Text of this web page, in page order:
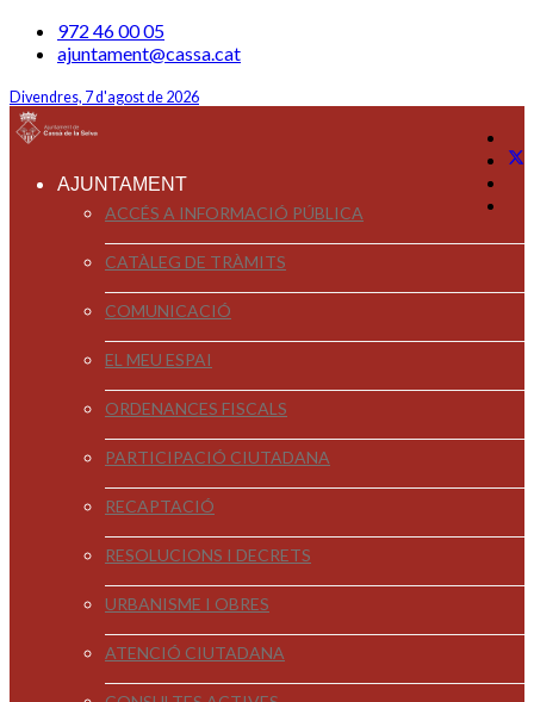
972 46 00 05
ajuntament@cassa.cat
Divendres, 7 d'agost de 2026
AJUNTAMENT
ACCÉS A INFORMACIÓ PÚBLICA
CATÀLEG DE TRÀMITS
COMUNICACIÓ
EL MEU ESPAI
ORDENANCES FISCALS
PARTICIPACIÓ CIUTADANA
RECAPTACIÓ
RESOLUCIONS I DECRETS
URBANISME I OBRES
ATENCIÓ CIUTADANA